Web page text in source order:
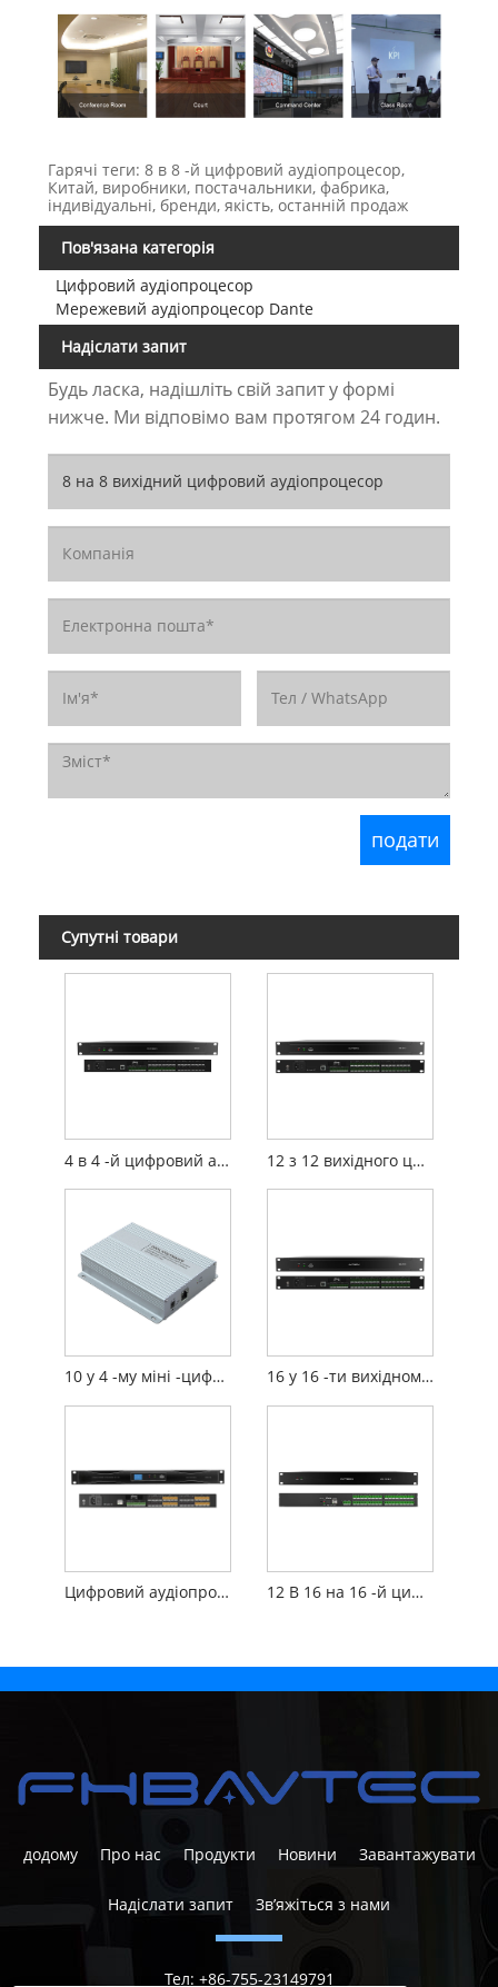
Гарячі теги: 8 в 8 -й цифровий аудіопроцесор,
Китай, виробники, постачальники, фабрика,
індивідуальні, бренди, якість, останній продаж
Пов'язана категорія
Цифровий аудіопроцесор
Мережевий аудіопроцесор Dante
Надіслати запит
Будь ласка, надішліть свій запит у формі
нижче. Ми відповімо вам протягом 24 годин.
Супутні товари
4 в 4 -й цифровий аудіопроцесор 12 з 12 вихідного цифрового аудіопроцесора
10 у 4 -му міні -цифровому аудіопроцесорному коробці 16 у 16 ​​-ти вихідному аудіопроцесор
Цифровий аудіопроцесор 16 в 16 з екраном 12 В 16 на 16 -й цифровий аудіопроцесор
додому Про нас Продукти Новини Завантажувати
Надіслати запит Зв’яжіться з нами
Тел: +86-755-23149791